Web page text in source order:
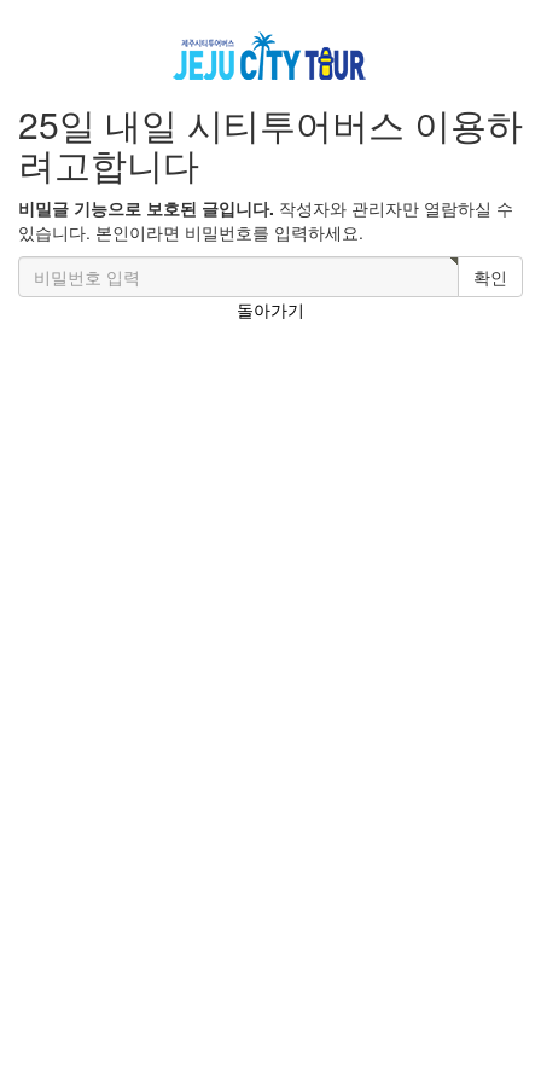
25일 내일 시티투어버스 이용하
려고합니다
비밀글 기능으로 보호된 글입니다. 작성자와 관리자만 열람하실 수
있습니다. 본인이라면 비밀번호를 입력하세요.
확인
돌아가기